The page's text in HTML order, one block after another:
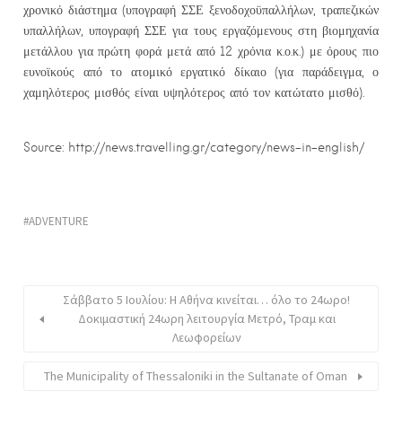
χρονικό διάστημα (υπογραφή ΣΣΕ ξενοδοχοϋπαλλήλων, τραπεζικών
υπαλλήλων, υπογραφή ΣΣΕ για τους εργαζόμενους στη βιομηχανία
μετάλλου για πρώτη φορά μετά από 12 χρόνια κ.ο.κ.) με όρους πιο
ευνοϊκούς από το ατομικό εργατικό δίκαιο (για παράδειγμα, ο
χαμηλότερος μισθός είναι υψηλότερος από τον κατώτατο μισθό).
Source: http://news.travelling.gr/category/news-in-english/
ADVENTURE
Σάββατο 5 Ιουλίου: Η Αθήνα κινείται… όλο το 24ωρο!
Δοκιμαστική 24ωρη λειτουργία Μετρό, Τραμ και
Λεωφορείων
The Municipality of Thessaloniki in the Sultanate of Oman